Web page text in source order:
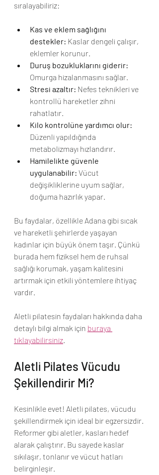
sıralayabiliriz:
Kas ve eklem sağlığını
destekler: Kaslar dengeli çalışır,
eklemler korunur.
Duruş bozukluklarını giderir:
Omurga hizalanmasını sağlar.
Stresi azaltır: Nefes teknikleri ve
kontrollü hareketler zihni
rahatlatır.
Kilo kontrolüne yardımcı olur:
Düzenli yapıldığında
metabolizmayı hızlandırır.
Hamilelikte güvenle
uygulanabilir: Vücut
değişikliklerine uyum sağlar,
doğuma hazırlık yapar.
Bu faydalar, özellikle Adana gibi sıcak
ve hareketli şehirlerde yaşayan
kadınlar için büyük önem taşır. Çünkü
burada hem fiziksel hem de ruhsal
sağlığı korumak, yaşam kalitesini
artırmak için etkili yöntemlere ihtiyaç
vardır.
Aletli pilatesin faydaları hakkında daha
detaylı bilgi almak için buraya
tıklayabilirsiniz.
Aletli Pilates Vücudu
Şekillendirir Mi?
Kesinlikle evet! Aletli pilates, vücudu
şekillendirmek için ideal bir egzersizdir.
Reformer gibi aletler, kasları hedef
alarak çalıştırır. Bu sayede kaslar
sıkılaşır, tonlanır ve vücut hatları
belirginleşir.